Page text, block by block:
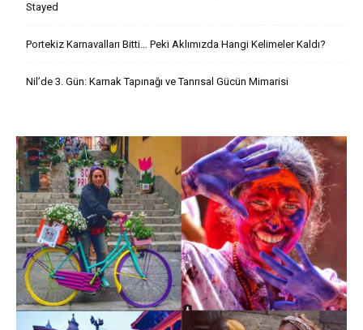
Stayed
Portekiz Karnavalları Bitti… Peki Aklımızda Hangi Kelimeler Kaldı?
Nil’de 3. Gün: Karnak Tapınağı ve Tanrısal Gücün Mimarisi